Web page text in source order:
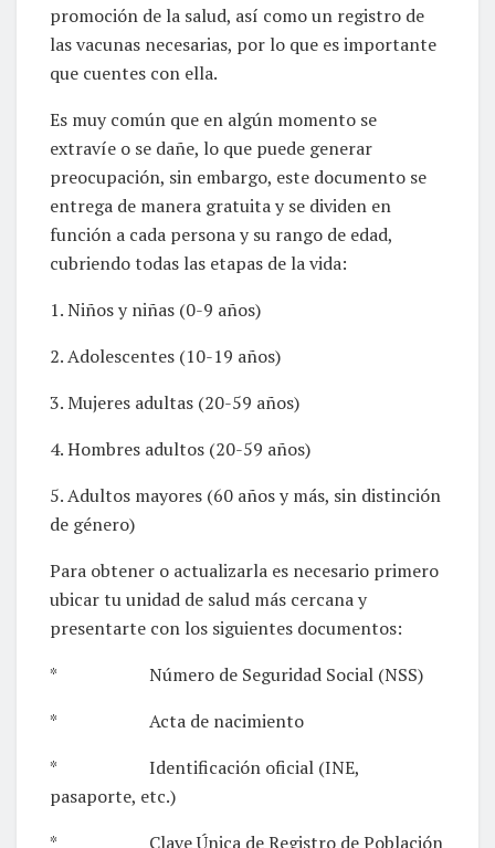
promoción de la salud, así como un registro de
las vacunas necesarias, por lo que es importante
que cuentes con ella.
Es muy común que en algún momento se
extravíe o se dañe, lo que puede generar
preocupación, sin embargo, este documento se
entrega de manera gratuita y se dividen en
función a cada persona y su rango de edad,
cubriendo todas las etapas de la vida:
1. Niños y niñas (0-9 años)
2. Adolescentes (10-19 años)
3. Mujeres adultas (20-59 años)
4. Hombres adultos (20-59 años)
5. Adultos mayores (60 años y más, sin distinción
de género)
Para obtener o actualizarla es necesario primero
ubicar tu unidad de salud más cercana y
presentarte con los siguientes documentos:
* Número de Seguridad Social (NSS)
* Acta de nacimiento
* Identificación oficial (INE,
pasaporte, etc.)
* Clave Única de Registro de Población